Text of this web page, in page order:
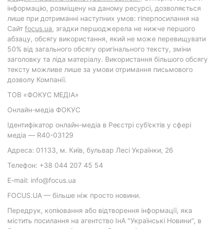
інформацію, розміщену на даному ресурсі, дозволяється
лише при дотриманні наступних умов: гіперпосилання на
Cайт focus.ua, згадки першоджерела не нижче першого
абзацу, обсягу використання, який не може перевищувати
50% від загального обсягу оригінального тексту, зміни
заголовку та ліда матеріалу. Використання більшого обсягу
тексту можливе лише за умови отримання письмового
дозволу Компанії.
ТОВ «ФОКУС МЕДІА»
Онлайн-медіа ФОКУС
Ідентифікатор онлайн-медіа в Реєстрі суб’єктів у сфері
медіа — R40-03129
Адреса: 01133, м. Київ, бульвар Лесі Українки, 26
Телефон: +38 044 207 45 54
E-mail: info@focus.ua
FOCUS.UA — більше ніж просто новини.
Передрук, копіювання або відтворення інформації, яка
містить посилання на агентство ІнА "Українські Новини", в